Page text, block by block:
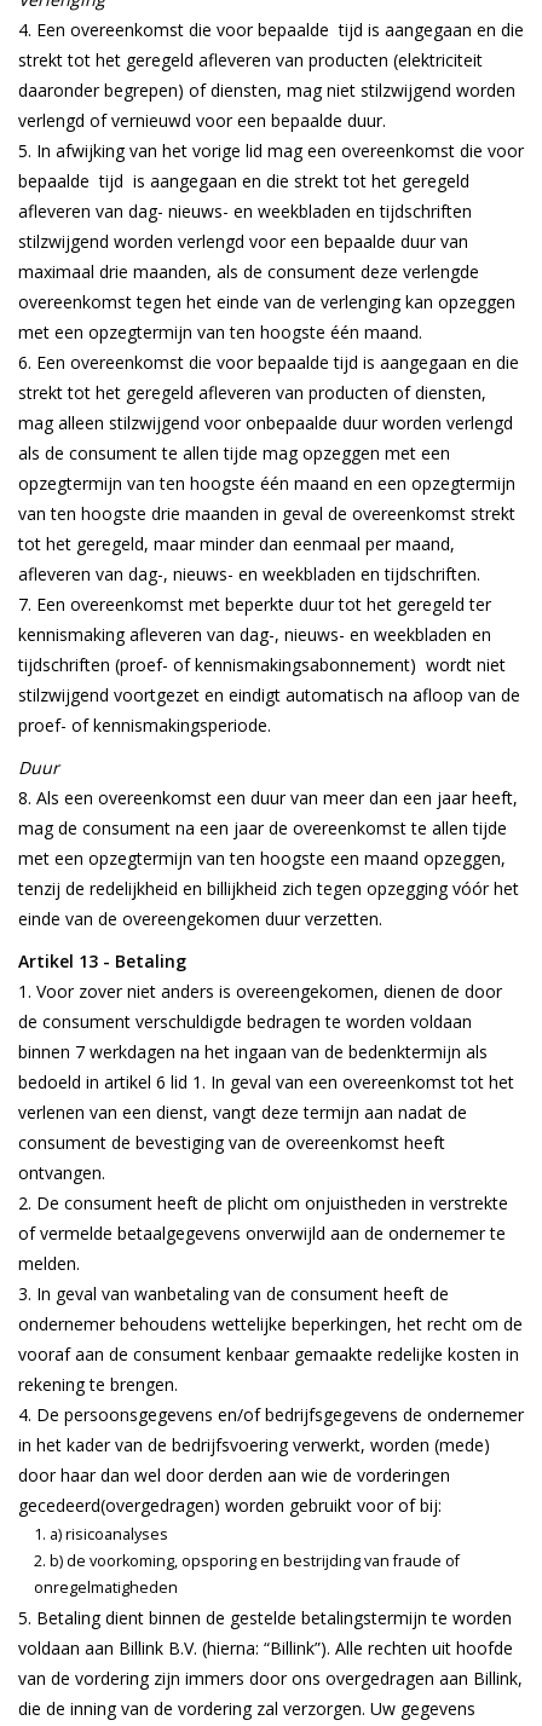
Een overeenkomst die voor bepaalde tijd is aangegaan en die
strekt tot het geregeld afleveren van producten (elektriciteit
daaronder begrepen) of diensten, mag niet stilzwijgend worden
verlengd of vernieuwd voor een bepaalde duur.
In afwijking van het vorige lid mag een overeenkomst die voor
bepaalde tijd is aangegaan en die strekt tot het geregeld
afleveren van dag- nieuws- en weekbladen en tijdschriften
stilzwijgend worden verlengd voor een bepaalde duur van
maximaal drie maanden, als de consument deze verlengde
overeenkomst tegen het einde van de verlenging kan opzeggen
met een opzegtermijn van ten hoogste één maand.
Een overeenkomst die voor bepaalde tijd is aangegaan en die
strekt tot het geregeld afleveren van producten of diensten,
mag alleen stilzwijgend voor onbepaalde duur worden verlengd
als de consument te allen tijde mag opzeggen met een
opzegtermijn van ten hoogste één maand en een opzegtermijn
van ten hoogste drie maanden in geval de overeenkomst strekt
tot het geregeld, maar minder dan eenmaal per maand,
afleveren van dag-, nieuws- en weekbladen en tijdschriften.
Een overeenkomst met beperkte duur tot het geregeld ter
kennismaking afleveren van dag-, nieuws- en weekbladen en
tijdschriften (proef- of kennismakingsabonnement) wordt niet
stilzwijgend voortgezet en eindigt automatisch na afloop van de
proef- of kennismakingsperiode.
Duur
Als een overeenkomst een duur van meer dan een jaar heeft,
mag de consument na een jaar de overeenkomst te allen tijde
met een opzegtermijn van ten hoogste een maand opzeggen,
tenzij de redelijkheid en billijkheid zich tegen opzegging vóór het
einde van de overeengekomen duur verzetten.
Artikel 13 - Betaling
Voor zover niet anders is overeengekomen, dienen de door
de consument verschuldigde bedragen te worden voldaan
binnen 7 werkdagen na het ingaan van de bedenktermijn als
bedoeld in artikel 6 lid 1. In geval van een overeenkomst tot het
verlenen van een dienst, vangt deze termijn aan nadat de
consument de bevestiging van de overeenkomst heeft
ontvangen.
De consument heeft de plicht om onjuistheden in verstrekte
of vermelde betaalgegevens onverwijld aan de ondernemer te
melden.
In geval van wanbetaling van de consument heeft de
ondernemer behoudens wettelijke beperkingen, het recht om de
vooraf aan de consument kenbaar gemaakte redelijke kosten in
rekening te brengen.
De persoonsgegevens en/of bedrijfsgegevens de ondernemer
in het kader van de bedrijfsvoering verwerkt, worden (mede)
door haar dan wel door derden aan wie de vorderingen
gecedeerd(overgedragen) worden gebruikt voor of bij:
a) risicoanalyses
b) de voorkoming, opsporing en bestrijding van fraude of
onregelmatigheden
Betaling dient binnen de gestelde betalingstermijn te worden
voldaan aan Billink B.V. (hierna: “Billink”). Alle rechten uit hoofde
van de vordering zijn immers door ons overgedragen aan Billink,
die de inning van de vordering zal verzorgen. Uw gegevens